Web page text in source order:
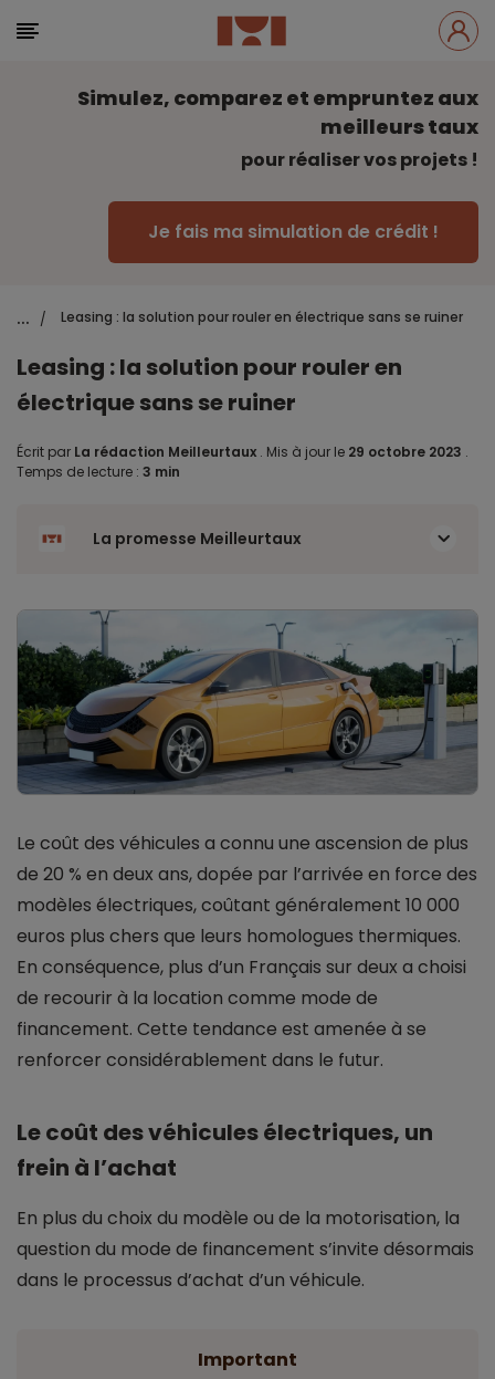
Simulez, comparez et empruntez aux
meilleurs taux
pour réaliser vos projets !
Je fais ma simulation de crédit !
... / Leasing : la solution pour rouler en électrique sans se ruiner
Leasing : la solution pour rouler en
électrique sans se ruiner
Écrit par La rédaction Meilleurtaux . Mis à jour le 29 octobre 2023 .
Temps de lecture : 3 min
La promesse Meilleurtaux
Le coût des véhicules a connu une ascension de plus
de 20 % en deux ans, dopée par l’arrivée en force des
modèles électriques, coûtant généralement 10 000
euros plus chers que leurs homologues thermiques.
En conséquence, plus d’un Français sur deux a choisi
de recourir à la location comme mode de
financement. Cette tendance est amenée à se
renforcer considérablement dans le futur.
Le coût des véhicules électriques, un
frein à l’achat
En plus du choix du modèle ou de la motorisation, la
question du mode de financement s’invite désormais
dans le processus d’achat d’un véhicule.
Important